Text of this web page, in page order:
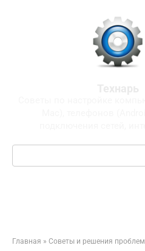
Поиск:
Главная » Советы и решения проблем